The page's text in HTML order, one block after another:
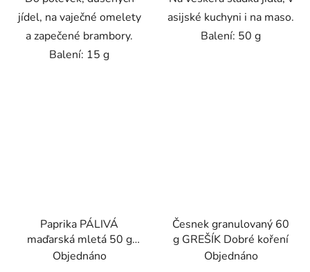
jídel, na vaječné omelety
a zapečené brambory.
Balení: 15 g
asijské kuchyni i na maso.
Balení: 50 g
Paprika PÁLIVÁ
maďarská mletá 50 g
GREŠÍK Dobré koření
Objednáno
Česnek granulovaný 60
g GREŠÍK Dobré koření
Objednáno